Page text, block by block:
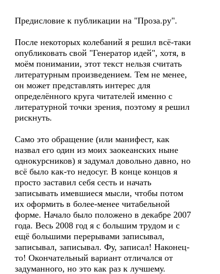
Предисловие к публикации на "Проза.ру".
После некоторых колебаний я решил всё-таки
опубликовать свой "Генератор идей", хотя, в
моём понимании, этот текст нельзя считать
литературным произведением. Тем не менее,
он может представлять интерес для
определённого круга читателей именно с
литературной точки зрения, поэтому я решил
рискнуть.
Само это обращение (или манифест, как
назвал его один из моих заокеанских ныне
однокурсников) я задумал довольно давно, но
всё было как-то недосуг. В конце концов я
просто заставил себя сесть и начать
записывать имевшиеся мысли, чтобы потом
их оформить в более-менее читабельной
форме. Начало было положено в декабре 2007
года. Весь 2008 год я с большим трудом и с
ещё большими перерывами записывал,
записывал, записывал. Фу, записал! Наконец-
то! Окончательный вариант отличался от
задуманного, но это как раз к лучшему.